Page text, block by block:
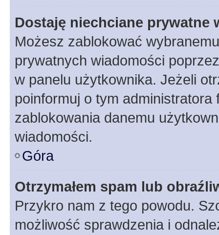
Dostaję niechciane prywatne
Możesz zablokować
prywatnych wiadomości
w panelu użytkownika. Jeżeli
poinformuj o tym
zablokowania danemu
wiadomości.
Góra
Otrzymałem spam lub
Przykro nam z tego powodu.
możliwość sprawdzenia i